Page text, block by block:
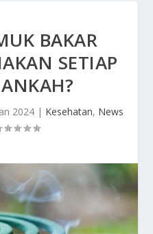
BAKAR
SETIAP
2024| Kesehatan, News